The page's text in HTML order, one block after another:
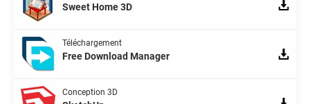
Sweet Home 3D
Téléchargement
Free Download Manager
Conception 3D